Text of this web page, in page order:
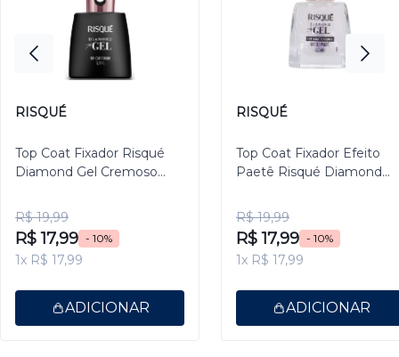
RISQUÉ
Top Coat Fixador Risqué
Diamond Gel Cremoso
R$ 19,99
R$ 17,99 - 10%
1x R$ 17,99
ADICIONAR
RISQUÉ
Top Coat Fixador Efeito
Paetê Risqué Diamond
R$ 19,99
R$ 17,99 - 10%
1x R$ 17,99
ADICIONAR